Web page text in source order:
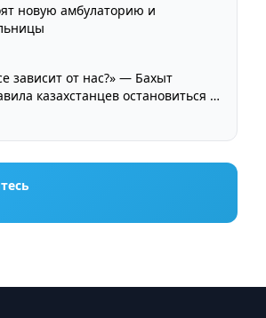
новую амбулаторию и
зависит от нас?» — Бахыт
казахстанцев остановиться и